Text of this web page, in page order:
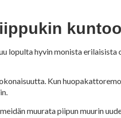
lopulta hyvin monista
Kun
muurata piipun muurin